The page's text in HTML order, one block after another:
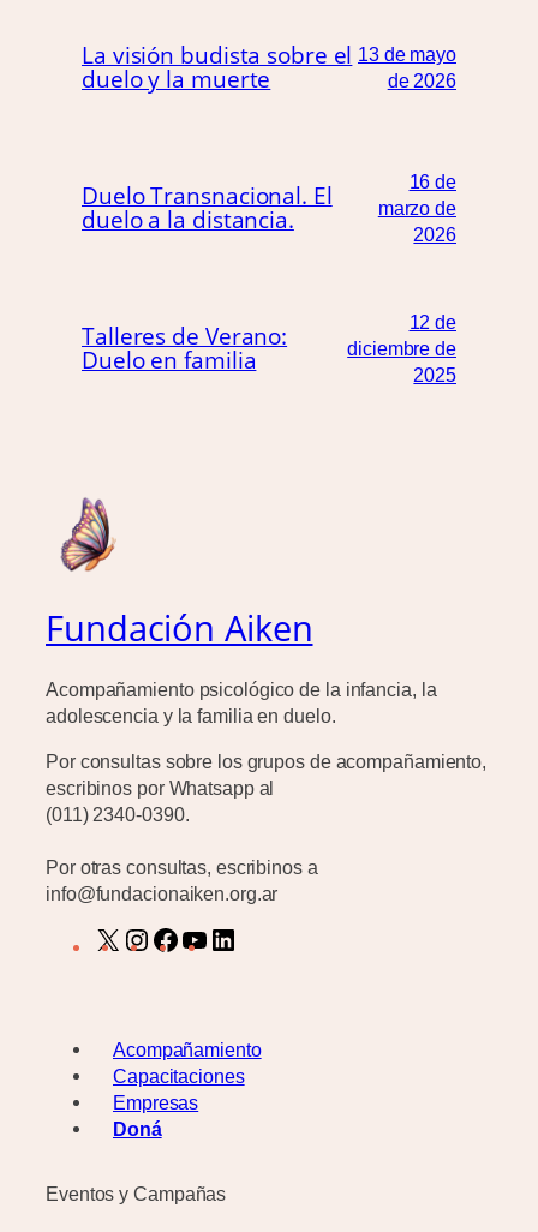
La visión budista sobre el
duelo y la muerte
13 de mayo
de 2026
Duelo Transnacional. El
duelo a la distancia.
16 de
marzo de
2026
Talleres de Verano:
Duelo en familia
12 de
diciembre de
2025
Fundación Aiken
Acompañamiento psicológico de la infancia, la
adolescencia y la familia en duelo.
Por consultas sobre los grupos de acompañamiento,
escribinos por Whatsapp al
(011) 2340-0390.
Por otras consultas, escribinos a
info@fundacionaiken.org.ar
X
I
a
g
r
a
F
b
o
o
Y
u
b
e
d
Acompañamiento
Capacitaciones
Empresas
Doná
Eventos y Campañas